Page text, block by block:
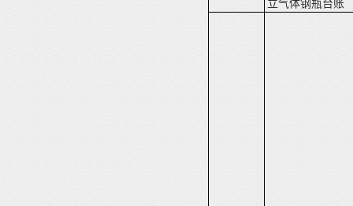
立气体钢瓶台账